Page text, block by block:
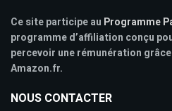
Ce site participe au Programme
programme d’affiliation conçu
percevoir une rémunération
Amazon.fr.
NOUS CONTACTER